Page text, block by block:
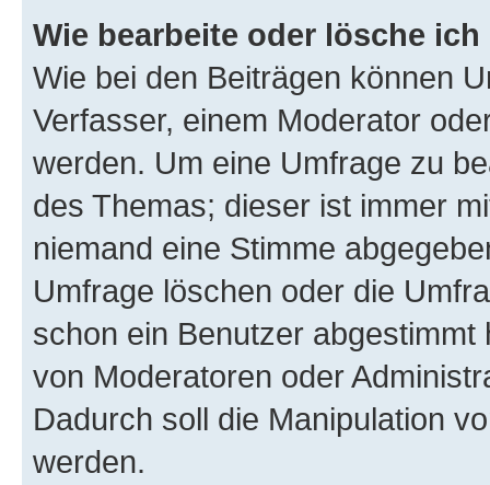
Wie bearbeite oder lösche
Wie bei den Beiträgen können
Verfasser, einem Moderator
werden. Um eine Umfrage zu
des Themas; dieser ist immer
niemand eine Stimme
Umfrage löschen oder die
schon ein Benutzer
von Moderatoren oder
Dadurch soll die Manipulation
werden.